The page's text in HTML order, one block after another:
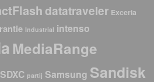
datatraveler Exceria
Industrial intenso
MediaRange
partij Samsung Sandisk